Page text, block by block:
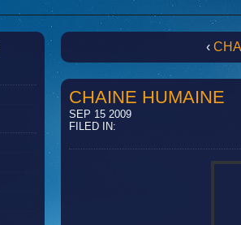
‹
CHAINE HUMAINE
SEP 15 2009
FILED IN: